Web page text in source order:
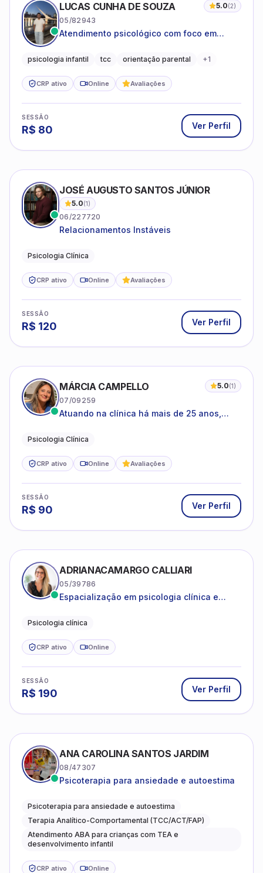
LUCAS CUNHA DE SOUZA 5.0(2)
05/82943
Atendimento psicológico com foco em
promovendo equilíbrio emocional e
psicologia infantil tcc orientação parental +1
CRP ativo Online Avaliações
SESSÃO
R$ 80 Ver Perfil
JOSÉ AUGUSTO SANTOS JÚNIOR
5.0(1)
06/227720
Relacionamentos Instáveis
Psicologia Clínica
CRP ativo Online Avaliações
SESSÃO
R$ 120 Ver Perfil
MÁRCIA CAMPELLO 5.0(1)
07/09259
Atuando na clínica há mais de 25 anos,
estruturas, com experiência em
Psicologia Clínica
CRP ativo Online Avaliações
SESSÃO
R$ 90 Ver Perfil
ADRIANACAMARGO CALLIARI
05/39786
Espacialização em psicologia clínica e
Psicologia clínica
CRP ativo Online
SESSÃO
R$ 190 Ver Perfil
ANA CAROLINA SANTOS JARDIM
08/47307
Psicoterapia para ansiedade e autoestima
Psicoterapia para ansiedade e autoestima
Terapia Analítico-Comportamental (TCC/ACT/FAP)
Atendimento ABA para crianças com TEA e
desenvolvimento infantil
CRP ativo Online